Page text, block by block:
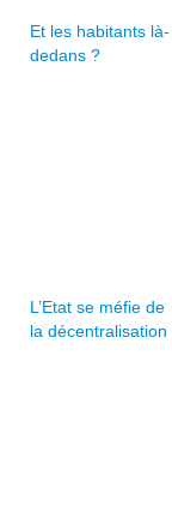
Et les habitants là-
dedans ?
L’Etat se méfie de
la décentralisation